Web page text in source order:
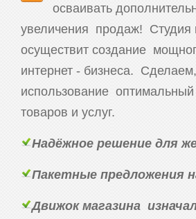
осваивать
увеличения продаж! Студия
осуществит создание
интернет - бизнеса.
использование
товаров и услуг.
Надёжное решение для
Пакетные предложения
Движок магазина